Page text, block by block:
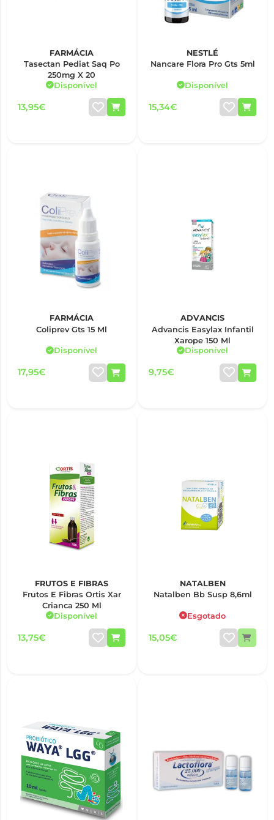
FARMÁCIA
Tasectan Pediat Saq Po
250mg X 20
Disponível
13,95€
NESTLÉ
Nancare Flora Pro Gts 5ml
Disponível
15,34€
FARMÁCIA
Coliprev Gts 15 Ml
Disponível
17,95€
ADVANCIS
Advancis Easylax Infantil
Xarope 150 Ml
Disponível
9,75€
FRUTOS E FIBRAS
Frutos E Fibras Ortis Xar
Crianca 250 Ml
Disponível
13,75€
NATALBEN
Natalben Bb Susp 8,6ml
Esgotado
15,05€